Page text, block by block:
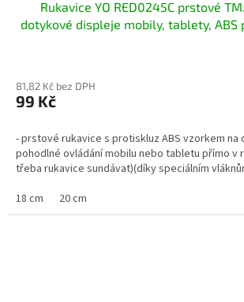
Rukavice YO RED0245C prstové
dotykové displeje mobily, tablety, ABS
81,82 Kč bez DPH
99 Kč
- prstové rukavice s protiskluz ABS vzorkem na
pohodlné ovládání mobilu nebo tabletu přímo v
třeba rukavice sundávat)(díky speciálním
18 cm
20 cm